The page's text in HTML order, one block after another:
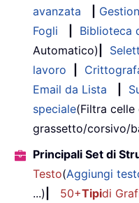
avanzata
Fogli
Biblioteca
Automatico)
lavoro
Email da Lista
speciale(Filtra
grassetto/corsivo/
Principali Set di
Testo(Aggiungi
...)
50+Tipidi